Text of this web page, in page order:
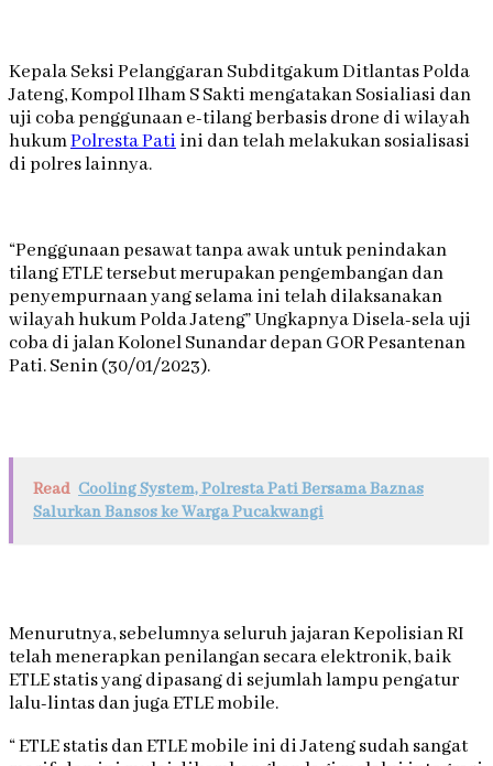
Kepala Seksi Pelanggaran Subditgakum Ditlantas Polda
Jateng, Kompol Ilham S Sakti mengatakan Sosialiasi dan
uji coba penggunaan e-tilang berbasis drone di wilayah
hukumPolresta Patiini dan telah melakukan sosialisasi
di polres lainnya.
“Penggunaan pesawat tanpa awak untuk penindakan
tilang ETLE tersebut merupakan pengembangan dan
penyempurnaan yang selama ini telah dilaksanakan
wilayah hukum Polda Jateng” Ungkapnya Disela-sela uji
coba di jalan Kolonel Sunandar depan GOR Pesantenan
Pati. Senin (30/01/2023).
Read Cooling System, Polresta Pati Bersama Baznas
Salurkan Bansos ke Warga Pucakwangi
Menurutnya, sebelumnya seluruh jajaran Kepolisian RI
telah menerapkan penilangan secara elektronik, baik
ETLE statis yang dipasang di sejumlah lampu pengatur
lalu-lintas dan juga ETLE mobile.
“ ETLE statis dan ETLE mobile ini di Jateng sudah sangat